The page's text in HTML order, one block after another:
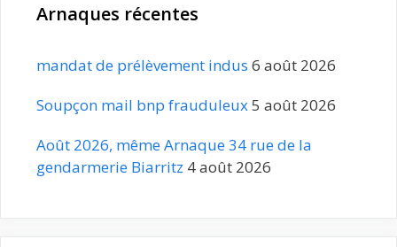
Arnaques récentes
mandat de prélèvement indus 6 août 2026
Soupçon mail bnp frauduleux5 août 2026
Août 2026, même Arnaque 34 rue de la
gendarmerie Biarritz 4 août 2026